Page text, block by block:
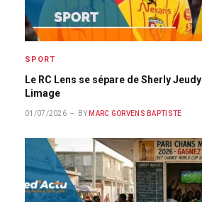
SPORT
Le RC Lens se sépare de Sherly
Limage
01/07/2026 BY MARC GORVENS BAPTISTE